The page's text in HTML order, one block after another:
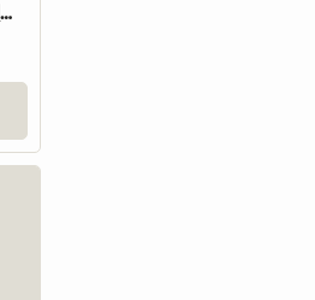
Chambre Mansardée 2 - Colocation Dans Un écrin De Verdure